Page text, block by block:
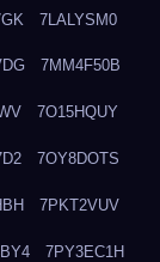
7LALYSM0
7MM4F50B
7O15HQUY
7OY8DOTS
7PKT2VUV
7PY3EC1H